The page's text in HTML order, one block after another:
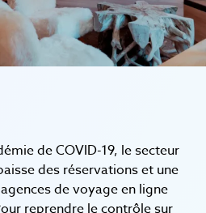
de COVID-19, le secteur
des réservations et une
de voyage en ligne
reprendre le contrôle sur